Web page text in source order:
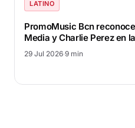
LATINO
PromoMusic Bcn
Media y Charlie Perez en
29 Jul 2026·9 min